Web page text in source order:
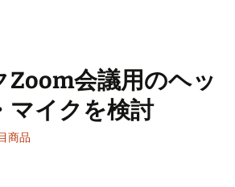
Zoom会議用のヘッ
マイクを検討
商品